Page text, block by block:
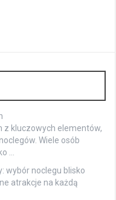
z kluczowych elementów,
Wiele osób
…
wybór noclegu blisko
atrakcje na każdą